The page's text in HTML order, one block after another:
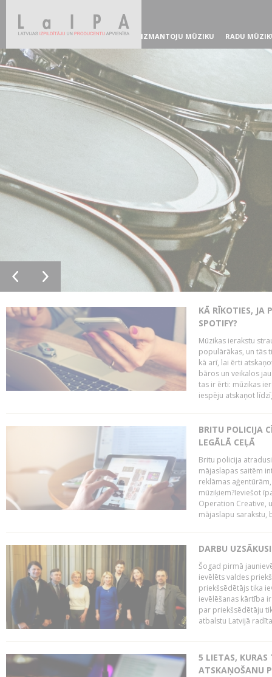
IZMANTOJU MŪZIKU RADU
KĀ RĪKOTIES, JA
SPOTIFY?
Mūzikas ierakstu
populārākas, un tās
kā arī, lai ērti
bāros un veikalos
tas ir ērti: mūzikas
iespēju atskaņot
BRITU POLICIJA
LEGĀLĀ CEĻĀ
Britu policija
mājaslapas saitēm
reklāmas
mūziķiem?Ieviešot
Operation Creative,
mājaslapu sarakstu,
DARBU
Šogad pirmā
ievēlēts valdes
priekšsēdētājs tika
ievēlēšanas kārtība
par priekšsēdētāju
atbalstu Latvijā
5 LIETAS, KURAS
ATSKAŅOŠANU